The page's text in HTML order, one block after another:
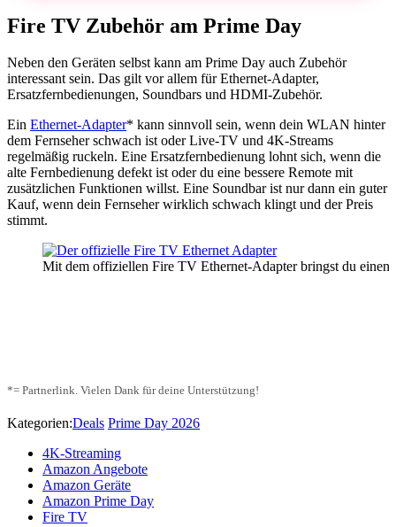
Fire TV Zubehör am Prime Day
Neben den Geräten selbst kann am Prime Day auch Zubehör
interessant sein. Das gilt vor allem für Ethernet-Adapter,
Ersatzfernbedienungen, Soundbars und HDMI-Zubehör.
Ein Ethernet-Adapter* kann sinnvoll sein, wenn dein WLAN hinter
dem Fernseher schwach ist oder Live-TV und 4K-Streams
regelmäßig ruckeln. Eine Ersatzfernbedienung lohnt sich, wenn die
alte Fernbedienung defekt ist oder du eine bessere Remote mit
zusätzlichen Funktionen willst. Eine Soundbar ist nur dann ein guter
Kauf, wenn dein Fernseher wirklich schwach klingt und der Preis
stimmt.
Mit dem offiziellen Fire TV Ethernet-Adapter bringst du
*= Partnerlink. Vielen Dank für deine Unterstützung!
Kategorien:Deals Prime Day 2026
4K-Streaming
Amazon Angebote
Amazon Geräte
Amazon Prime Day
Fire TV